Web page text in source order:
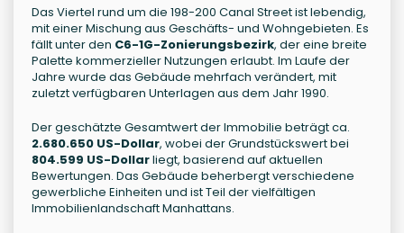
Das Viertel rund um die 198-200 Canal Street ist lebendig,
mit einer Mischung aus Geschäfts- und Wohngebieten. Es
fällt unter den C6-1G-Zonierungsbezirk, der eine breite
Palette kommerzieller Nutzungen erlaubt. Im Laufe der
Jahre wurde das Gebäude mehrfach verändert, mit
zuletzt verfügbaren Unterlagen aus dem Jahr 1990.
Der geschätzte Gesamtwert der Immobilie beträgt ca.
2.680.650 US-Dollar, wobei der Grundstückswert bei
804.599 US-Dollarliegt, basierend auf aktuellen
Bewertungen. Das Gebäude beherbergt verschiedene
gewerbliche Einheiten und ist Teil der vielfältigen
Immobilienlandschaft Manhattans.